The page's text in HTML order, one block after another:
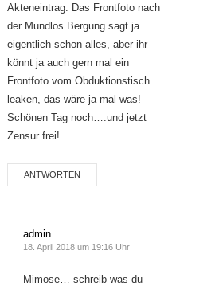
Akteneintrag. Das Frontfoto nach
der Mundlos Bergung sagt ja
eigentlich schon alles, aber ihr
könnt ja auch gern mal ein
Frontfoto vom Obduktionstisch
leaken, das wäre ja mal was!
Schönen Tag noch….und jetzt
Zensur frei!
ANTWORTEN
admin
18. April 2018 um 19:16 Uhr
Mimose… schreib was du